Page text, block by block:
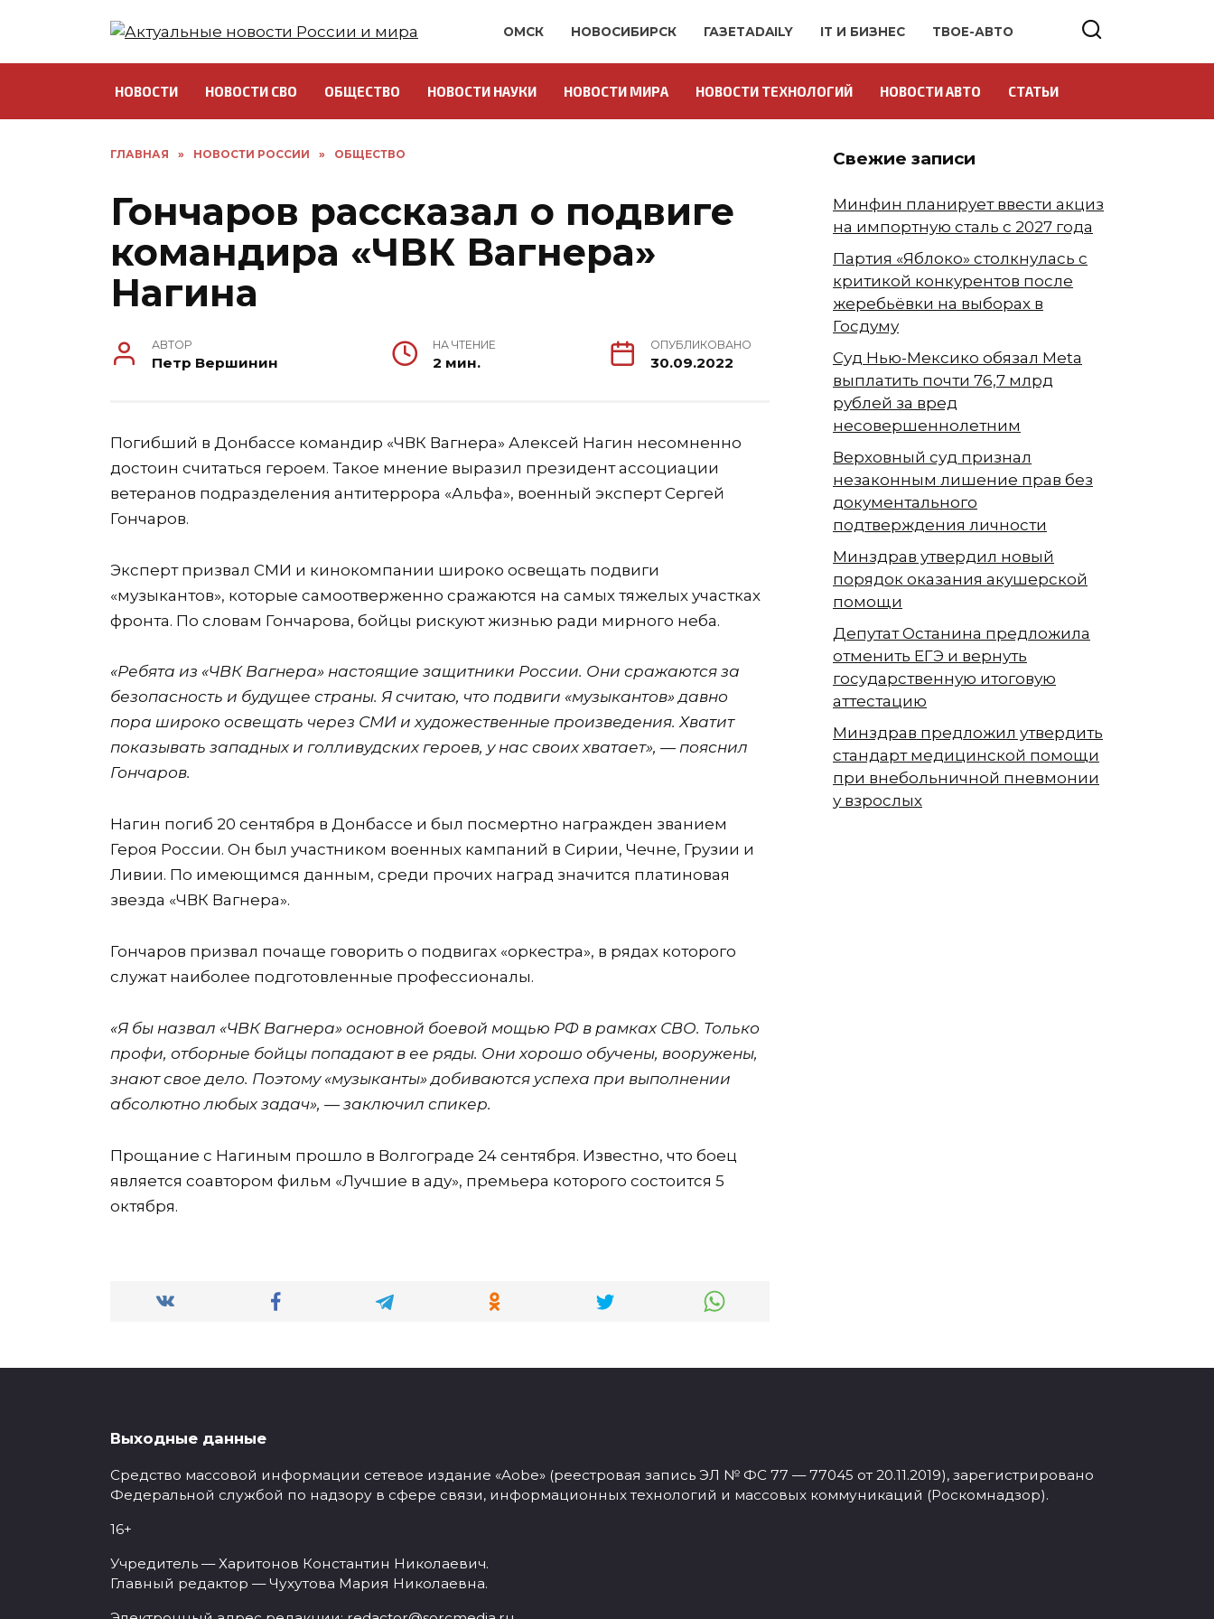
ОМСК НОВОСИБИРСК ГАЗЕТАDAILY IT И БИЗНЕС ТВОЕ-АВТО
НОВОСТИ НОВОСТИ СВО ОБЩЕСТВО НОВОСТИ НАУКИ НОВОСТИ МИРА НОВОСТИ ТЕХНОЛОГИЙ НОВОСТИ АВТО СТАТЬИ
ГЛАВНАЯ » НОВОСТИ РОССИИ » ОБЩЕСТВО
Гончаров рассказал о подвиге
командира «ЧВК Вагнера»
Нагина
АВТОР
Петр Вершинин
НА ЧТЕНИЕ
2 мин.
ОПУБЛИКОВАНО
30.09.2022
Погибший в Донбассе командир «ЧВК Вагнера» Алексей Нагин несомненно
достоин считаться героем. Такое мнение выразил президент ассоциации
ветеранов подразделения антитеррора «Альфа», военный эксперт Сергей
Гончаров.
Эксперт призвал СМИ и кинокомпании широко освещать подвиги
«музыкантов», которые самоотверженно сражаются на самых тяжелых участках
фронта. По словам Гончарова, бойцы рискуют жизнью ради мирного неба.
«Ребята из «ЧВК Вагнера» настоящие защитники России. Они сражаются за
безопасность и будущее страны. Я считаю, что подвиги «музыкантов» давно
пора широко освещать через СМИ и художественные произведения. Хватит
показывать западных и голливудских героев, у нас своих хватает», — пояснил
Гончаров.
Нагин погиб 20 сентября в Донбассе и был посмертно награжден званием
Героя России. Он был участником военных кампаний в Сирии, Чечне, Грузии и
Ливии. По имеющимся данным, среди прочих наград значится платиновая
звезда «ЧВК Вагнера».
Гончаров призвал почаще говорить о подвигах «оркестра», в рядах которого
служат наиболее подготовленные профессионалы.
«Я бы назвал «ЧВК Вагнера» основной боевой мощью РФ в рамках СВО. Только
профи, отборные бойцы попадают в ее ряды. Они хорошо обучены, вооружены,
знают свое дело. Поэтому «музыканты» добиваются успеха при выполнении
абсолютно любых задач», — заключил спикер.
Прощание с Нагиным прошло в Волгограде 24 сентября. Известно, что боец
является соавтором фильм «Лучшие в аду», премьера которого состоится 5
октября.
Свежие записи
Минфин планирует ввести акциз
на импортную сталь с 2027 года
Партия «Яблоко» столкнулась с
критикой конкурентов после
жеребьёвки на выборах в
Госдуму
Суд Нью-Мексико обязал Meta
выплатить почти 76,7 млрд
рублей за вред
несовершеннолетним
Верховный суд признал
незаконным лишение прав без
документального
подтверждения личности
Минздрав утвердил новый
порядок оказания акушерской
помощи
Депутат Останина предложила
отменить ЕГЭ и вернуть
государственную итоговую
аттестацию
Минздрав предложил утвердить
стандарт медицинской помощи
при внебольничной пневмонии
у взрослых
Выходные данные
Средство массовой информации сетевое издание «Aobe» (реестровая запись ЭЛ № ФС 77 — 77045 от 20.11.2019), зарегистрировано
Федеральной службой по надзору в сфере связи, информационных технологий и массовых коммуникаций (Роскомнадзор).
16+
Учредитель — Харитонов Константин Николаевич.
Главный редактор — Чухутова Мария Николаевна.